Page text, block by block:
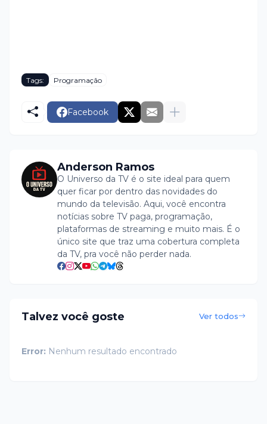
Tags: Programação
Facebook
Anderson Ramos
O Universo da TV é o site ideal para quem
quer ficar por dentro das novidades do
mundo da televisão. Aqui, você encontra
notícias sobre TV paga, programação,
plataformas de streaming e muito mais. É o
único site que traz uma cobertura completa
da TV, pra você não perder nada.
Talvez você goste Ver todos
Error: Nenhum resultado encontrado